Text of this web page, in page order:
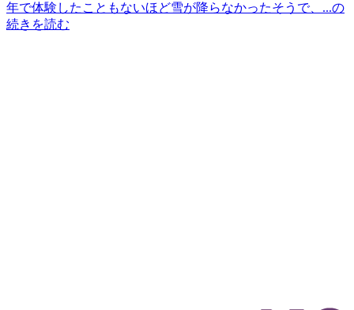
年で体験したこともないほど雪が降らなかったそうで、...の
続きを読む